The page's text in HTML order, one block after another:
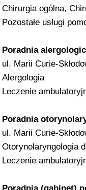
Chirurgia ogólna,
Pozostałe usługi
Poradnia
ul. Marii Curie-
Alergologia
Leczenie
Poradnia
ul. Marii Curie-
Otorynolaryngologia
Leczenie